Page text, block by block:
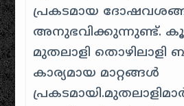
പ്രകടമായ
അനുഭവിക്കുന്നുണ്ട്.
മുതലാളി തൊഴിലാളി
കാര്യമായ മാറ്റങ്ങൾ